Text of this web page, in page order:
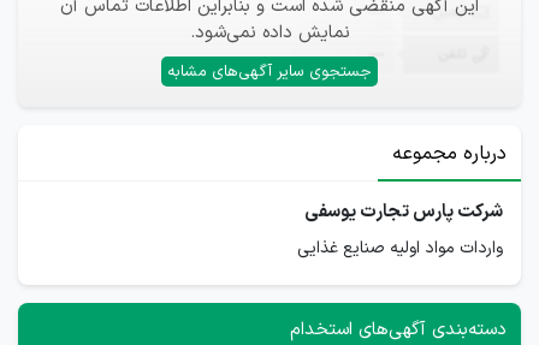
این آگهی منقضی شده است و بنابراین اطلاعات تماس آن
نمایش داده نمی‌شود.
جستجوی سایر آگهی‌های مشابه
ایمیل —
—
درباره مجموعه
شرکت پارس تجارت یوسفی
واردات مواد اولیه صنایع غذایی
دسته‌بندی آگهی‌های استخدام